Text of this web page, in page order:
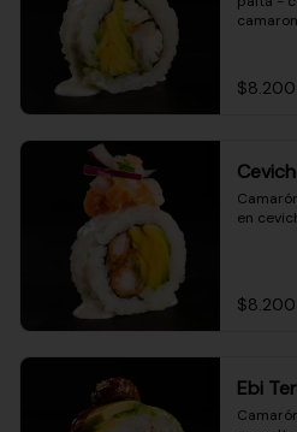
$8.200
en
$8.200
Ebi